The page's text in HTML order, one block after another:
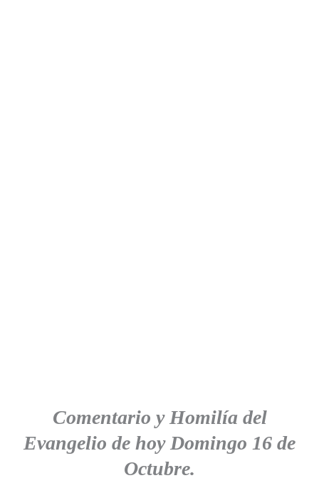
Comentario y Homilía del
Evangelio de hoy Domingo 16 de
Octubre.